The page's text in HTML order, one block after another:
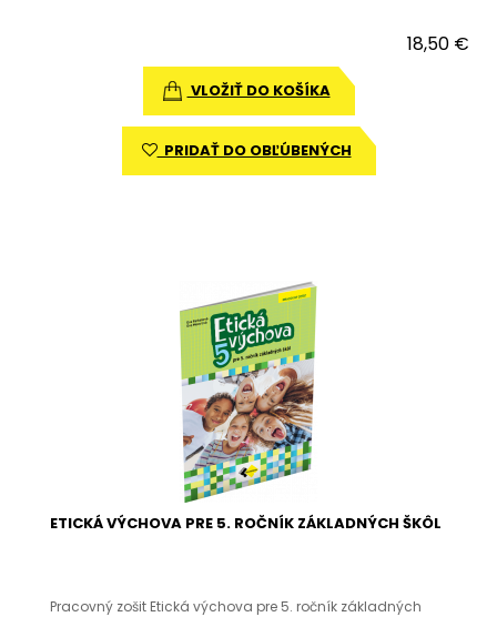
18,50 €
VLOŽIŤ DO KOŠÍKA
PRIDAŤ DO OBĽÚBENÝCH
ETICKÁ VÝCHOVA PRE 5. ROČNÍK ZÁKLADNÝCH ŠKÔL
Pracovný zošit Etická výchova pre 5. ročník základných